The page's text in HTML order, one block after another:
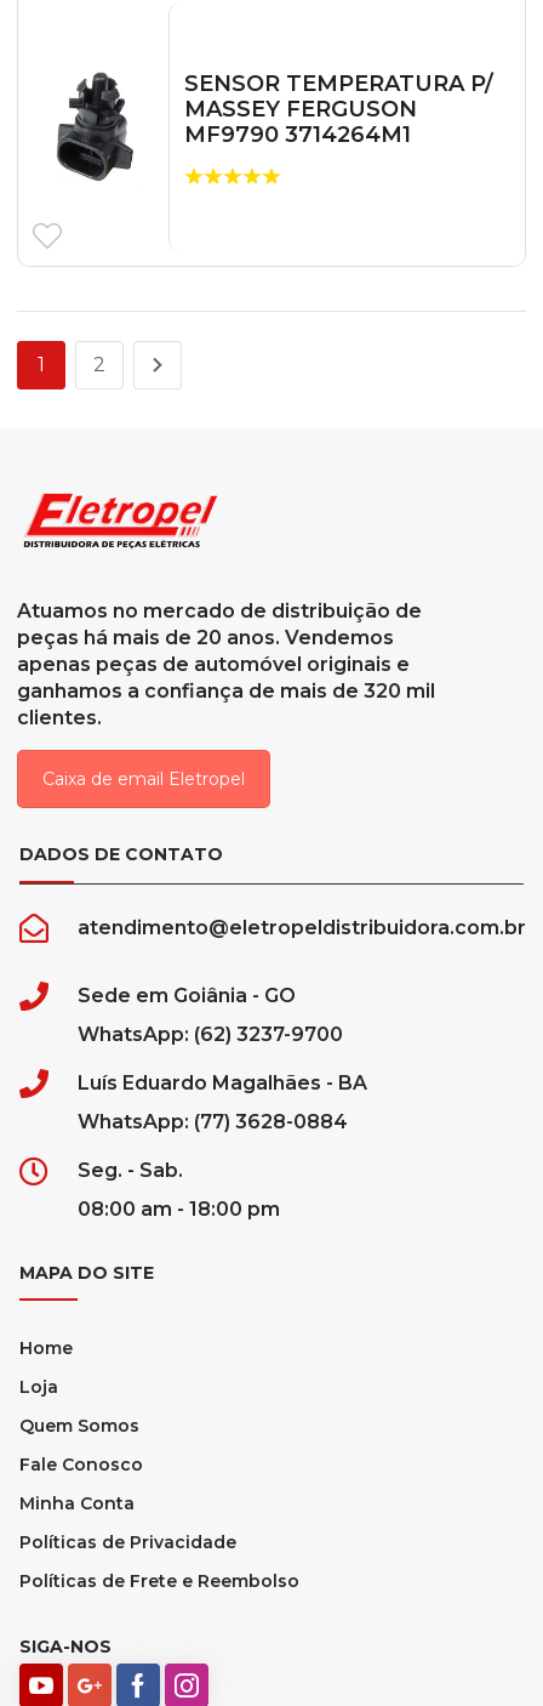
SENSOR TEMPERATURA P/
MASSEY FERGUSON
MF9790 3714264M1
1 2
Atuamos no mercado de distribuição de
peças há mais de 20 anos. Vendemos
apenas peças de automóvel originais e
ganhamos a confiança de mais de 320 mil
clientes.
Caixa de email Eletropel
DADOS DE CONTATO
atendimento@eletropeldistribuidora.com.br
Sede em Goiânia - GO
WhatsApp: (62) 3237-9700
Luís Eduardo Magalhães - BA
WhatsApp: (77) 3628-0884
Seg. - Sab.
08:00 am - 18:00 pm
MAPA DO SITE
Home
Loja
Quem Somos
Fale Conosco
Minha Conta
Políticas de Privacidade
Políticas de Frete e Reembolso
SIGA-NOS